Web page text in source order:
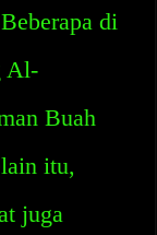
di
Al-
Buah
itu,
juga